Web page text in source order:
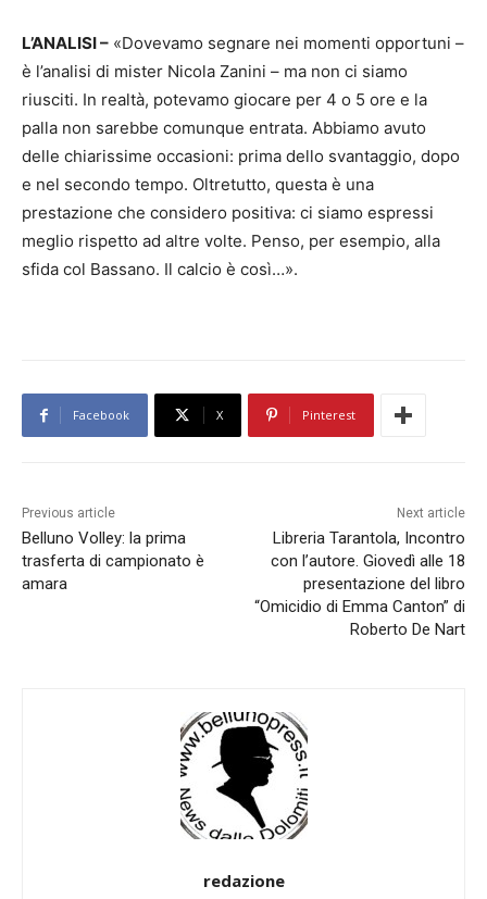
L’ANALISI – «Dovevamo segnare nei momenti opportuni –
è l’analisi di mister Nicola Zanini – ma non ci siamo
riusciti. In realtà, potevamo giocare per 4 o 5 ore e la
palla non sarebbe comunque entrata. Abbiamo avuto
delle chiarissime occasioni: prima dello svantaggio, dopo
e nel secondo tempo. Oltretutto, questa è una
prestazione che considero positiva: ci siamo espressi
meglio rispetto ad altre volte. Penso, per esempio, alla
sfida col Bassano. Il calcio è così…».
Facebook X Pinterest
Previous article
Belluno Volley: la prima
trasferta di campionato è
amara
Next article
Libreria Tarantola, Incontro
con l’autore. Giovedì alle 18
presentazione del libro
“Omicidio di Emma Canton” di
Roberto De Nart
redazione